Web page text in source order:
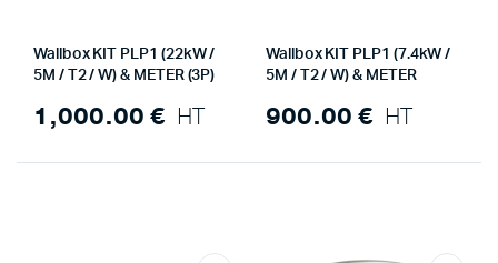
Wallbox KIT PLP1 (22kW /
5M / T2 / W) & METER (3P)
1,000.00 € HT
Wallbox KIT PLP1 (7.4kW /
5M / T2 / W) & METER
900.00 € HT